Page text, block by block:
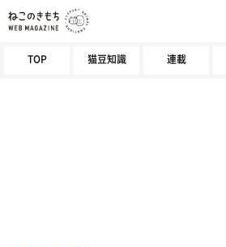
TOP 猫豆知識 連載